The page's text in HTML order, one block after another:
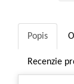
Popis
Recenzie